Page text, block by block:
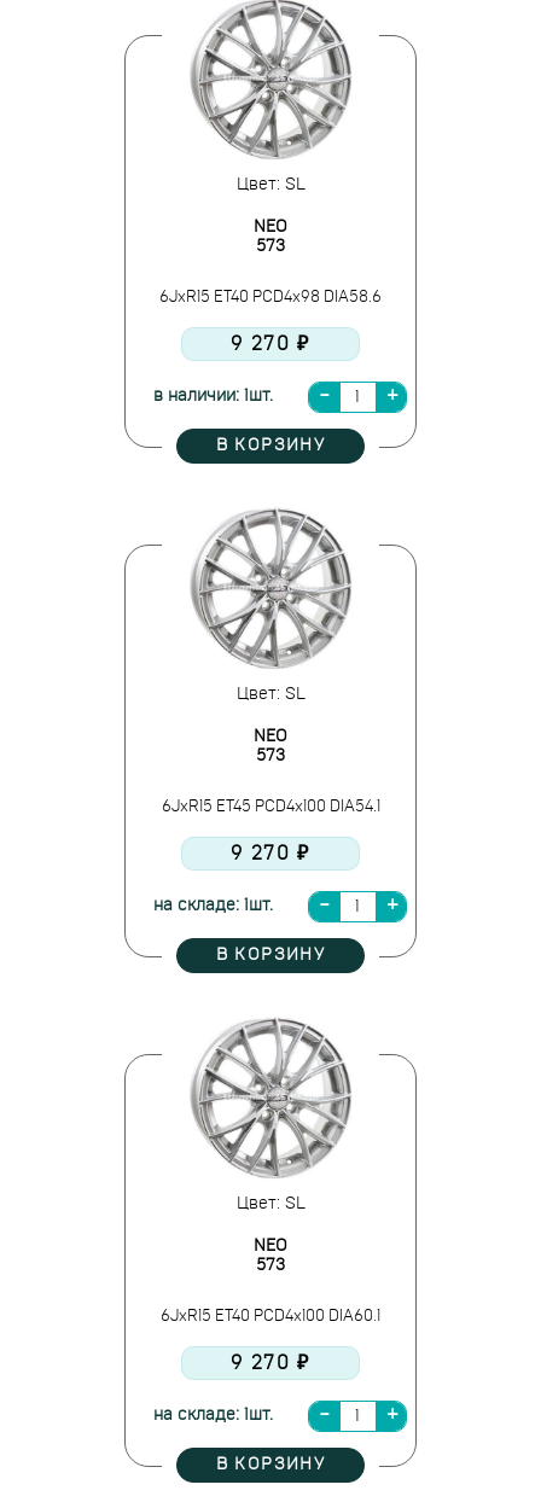
Цвет: SL
NEO
573
6JxR15 ET40 PCD4x98 DIA58.6
9 270 ₽
в наличии: 1шт.
В КОРЗИНУ
Цвет: SL
NEO
573
6JxR15 ET45 PCD4x100 DIA54.1
9 270 ₽
на складе: 1шт.
В КОРЗИНУ
Цвет: SL
NEO
573
6JxR15 ET40 PCD4x100 DIA60.1
9 270 ₽
на складе: 1шт.
В КОРЗИНУ